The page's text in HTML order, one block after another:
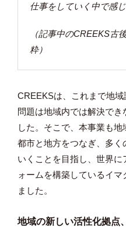
仕事をしていく中で感じ
（記事中のCREEKS古
粋）
CREEKSは、これまで地
問題は地域内では解決でき
した。そこで、本事業も
都市と地方をつなぎ、多く
いくことを目指し、世界
ォームを構築しているイ
ました。
地域の新しい活性化拠点